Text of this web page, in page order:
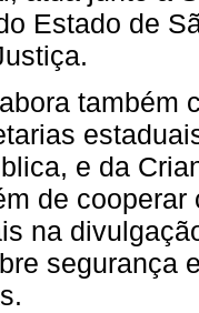
Estado de
também
e da
de
na
segurança